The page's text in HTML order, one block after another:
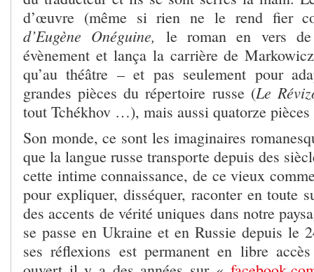
d’œuvre (même si rien ne le rend fier
d’Eugène Onéguine,
le roman en vers
évènement et lança la carrière de
qu’au théâtre – et pas seulement pour
grandes pièces du répertoire russe (Le
tout Tchékhov …), mais aussi quatorze pièces
Son monde, ce sont les imaginaires
que la langue russe transporte depuis des
cette intime connaissance, de ce vieux
pour expliquer, disséquer, raconter en toute
des accents de vérité uniques dans notre
se passe en Ukraine et en Russie depuis le
ses réflexions est permanent en libre